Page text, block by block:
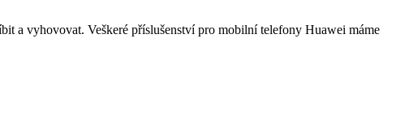
a vyhovovat. Veškeré příslušenství pro mobilní telefony Huawei máme